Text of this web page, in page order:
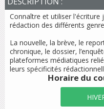
Connaître et utiliser l'écriture
rédaction des différents
La nouvelle, la brève, le
chronique, le dossier,
plateformes médiatiques
leurs spécificités
Horaire du